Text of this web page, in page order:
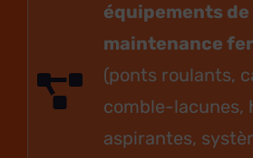
équipements de
maintenance
(ponts roulants,
comble-lacunes,
aspirantes,